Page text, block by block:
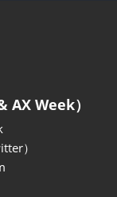
AX Week）
）